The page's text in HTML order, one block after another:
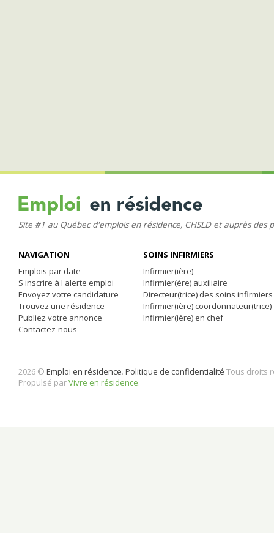
Site #1 au Québec d'emplois en résidence, CHSLD et auprès des
NAVIGATION
Emplois par date
S'inscrire à l'alerte emploi
Envoyez votre candidature
Trouvez une résidence
Publiez votre annonce
Contactez-nous
SOINS INFIRMIERS
Infirmier(ière)
Infirmier(ère) auxiliaire
Directeur(trice) des soins infirmiers
Infirmier(ière) coordonnateur(trice)
Infirmier(ière) en chef
2026 © Emploi en résidence. Politique de confidentialité Tous droits
Propulsé parVivre en résidence.